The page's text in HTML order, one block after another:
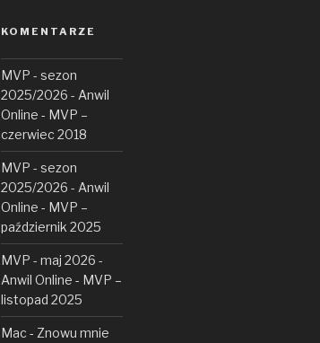
KOMENTARZE
MVP - sezon
2025/2026 - Anwil
Online - MVP –
czerwiec 2018
MVP - sezon
2025/2026 - Anwil
Online - MVP –
październik 2025
MVP - maj 2026 -
Anwil Online - MVP –
listopad 2025
Mac - Znowu mnie